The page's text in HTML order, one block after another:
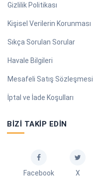
Gizlilik Politikası
Kişisel Verilerin Korunması
Sıkça Sorulan Sorular
Havale Bilgileri
Mesafeli Satış Sözleşmesi
İptal ve İade Koşulları
BIZI TAKIP EDIN
Facebook X